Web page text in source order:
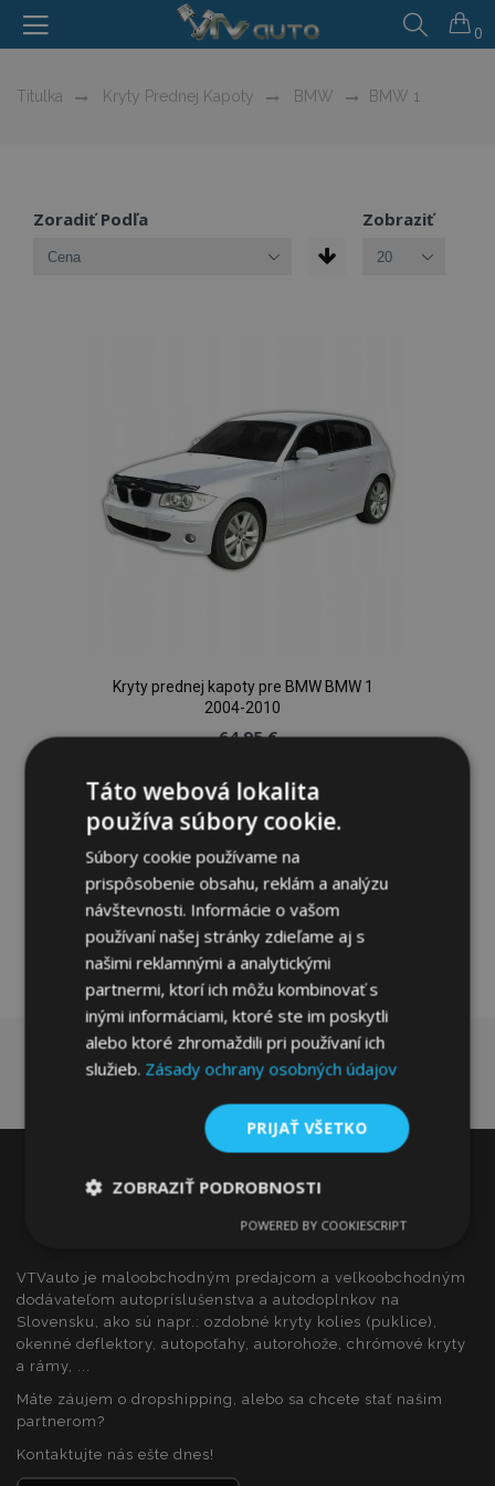
0
Titulka Kryty Prednej Kapoty BMW BMW 1
Zoradiť Podľa Zobraziť
Kryty prednej kapoty pre BMW BMW 1
2004-2010
64,95 €
Pridať Do Košíka
Pridať
do
zoznamu
prianí
VTVauto je maloobchodným predajcom a veľkoobchodným
dodávateľom autopríslušenstva a autodoplnkov na
Slovensku, ako sú napr.: ozdobné kryty kolies (puklice),
okenné deflektory, autopoťahy, autorohože, chrómové kryty
a rámy, ...
Máte záujem o dropshipping, alebo sa chcete stať našim
partnerom?
Kontaktujte nás ešte dnes!
Táto webová lokalita
používa súbory cookie.
Súbory cookie používame na
prispôsobenie obsahu, reklám a analýzu
návštevnosti. Informácie o vašom
používaní našej stránky zdieľame aj s
našimi reklamnými a analytickými
partnermi, ktorí ich môžu kombinovať s
inými informáciami, ktoré ste im poskytli
alebo ktoré zhromaždili pri používaní ich
služieb. Zásady ochrany osobných údajov
PRIJAŤ VŠETKO
ZOBRAZIŤ PODROBNOSTI
Výkonnosť Cielenie
Funkcie
POWERED BY COOKIESCRIPT